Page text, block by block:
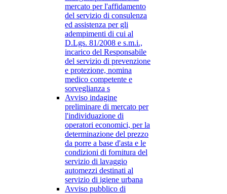
mercato per l'affidamento
del servizio di consulenza
ed assistenza per gli
adempimenti di cui al
D.Lgs. 81/2008 e s.m.i.,
incarico del Responsabile
del servizio di prevenzione
e protezione, nomina
medico competente e
sorveglianza s
Avviso indagine
preliminare di mercato per
l'individuazione di
operatori economici, per la
determinazione del prezzo
da porre a base d'asta e le
condizioni di fornitura del
servizio di lavaggio
automezzi destinati al
servizio di igiene urbana
Avviso pubblico di